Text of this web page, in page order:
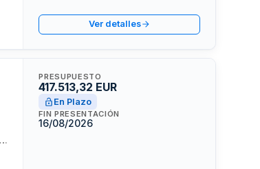
Ver detalles
PRESUPUESTO
417.513,32 EUR
En Plazo
FIN PRESENTACIÓN
16/08/2026